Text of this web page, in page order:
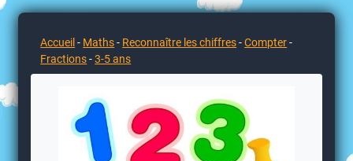
Accueil - Maths- Reconnaître les chiffres-Compter-
Fractions-3-5 ans